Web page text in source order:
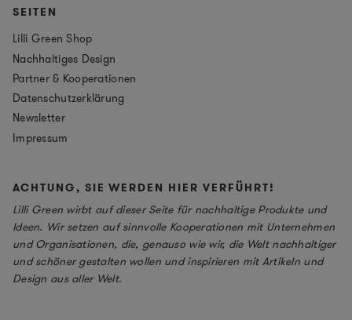
SEITEN
Lilli Green Shop
Nachhaltiges Design
Partner & Kooperationen
Datenschutzerklärung
Newsletter
Impressum
ACHTUNG, SIE WERDEN HIER VERFÜHRT!
Lilli Green wirbt auf dieser Seite für nachhaltige Produkte und
Ideen. Wir setzen auf sinnvolle Kooperationen mit Unternehmen
und Organisationen, die, genauso wie wir, die Welt nachhaltiger
und schöner gestalten wollen und inspirieren mit Artikeln und
Design aus aller Welt.